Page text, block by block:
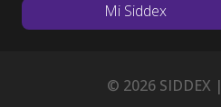
Mi Siddex
Mi Siddex
© 2026 SIDDEX |